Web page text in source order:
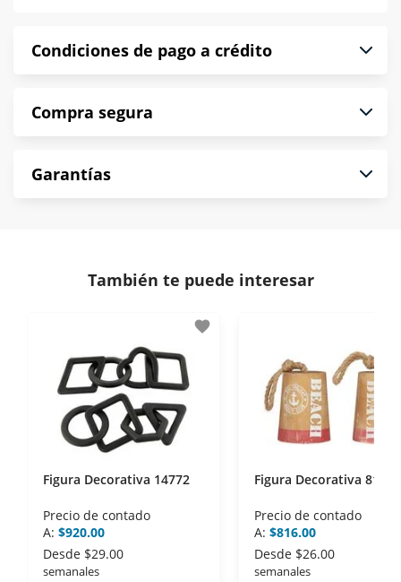
Condiciones de pago a crédito
puntualmente. Al finalizar tu compra generas el
*Sujeto a aprobación de crédito conforme a
norma de Muebles América.
Compra segura
compra es segura de principio a fin.
- Certificados de seguridad SSL y Encriptación 3D.
disposiciones legales y Códigos de Ética de la
Asociación Mexicana de Internet (AIMX).
- Nos encontramos en la lista de socios Activos de
la Asociación de Internet.MX.
Garantías
También te puede interesar
favorite
Figura Decorativa 14772
Precio de contado
A: $920.00
Desde $29.00
semanales
Figura Decorativa 81782
Precio de contado
A: $816.00
Desde $26.00
semanales